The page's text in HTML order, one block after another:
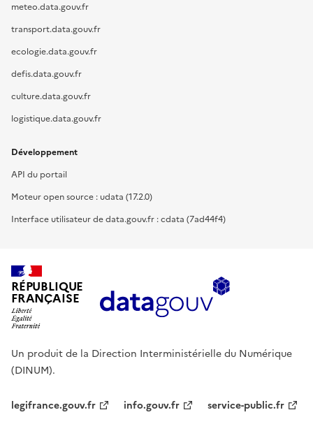
meteo.data.gouv.fr
transport.data.gouv.fr
ecologie.data.gouv.fr
defis.data.gouv.fr
culture.data.gouv.fr
logistique.data.gouv.fr
Développement
API du portail
Moteur open source : udata (17.2.0)
Interface utilisateur de data.gouv.fr : cdata (7ad44f4)
RÉPUBLIQUE
FRANÇAISE
Un produit de la Direction Interministérielle du Numérique
(DINUM).
legifrance.gouv.fr info.gouv.fr service-public.fr